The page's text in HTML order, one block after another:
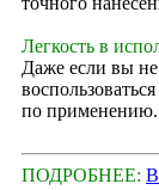
Легкость в
Даже если вы
по применению.
ПОДРОБНЕЕ: